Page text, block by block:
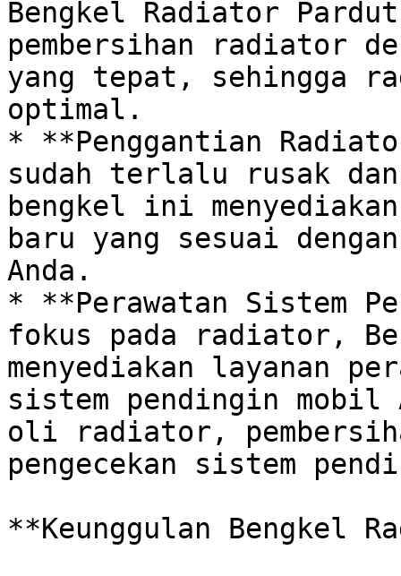
Bengkel Radiator
pembersihan radiator
yang tepat, sehingga
optimal.
* **Penggantian
sudah terlalu rusak
bengkel ini
baru yang sesuai
Anda.
* **Perawatan Sistem
fokus pada radiator,
menyediakan layanan
sistem pendingin mobil
oli radiator,
pengecekan sistem
**Keunggulan Bengkel